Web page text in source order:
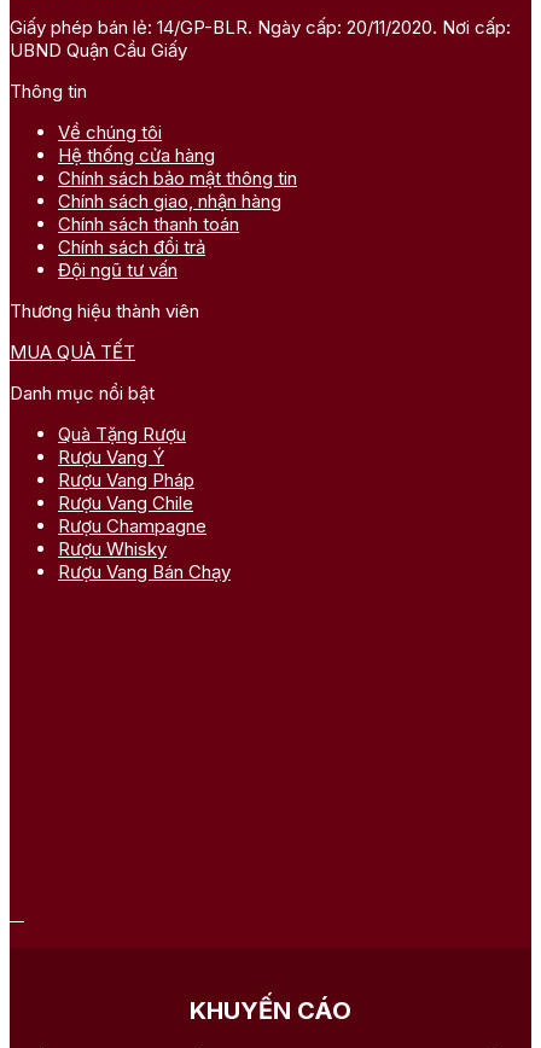
Giấy phép bán lẻ: 14/GP-BLR. Ngày cấp: 20/11/2020. Nơi cấp:
UBND Quận Cầu Giấy
Thông tin
Về chúng tôi
Hệ thống cửa hàng
Chính sách bảo mật thông tin
Chính sách giao, nhận hàng
Chính sách thanh toán
Chính sách đổi trả
Đội ngũ tư vấn
Thương hiệu thành viên
MUA QUÀ TẾT
Danh mục nổi bật
Quà Tặng Rượu
Rượu Vang Ý
Rượu Vang Pháp
Rượu Vang Chile
Rượu Champagne
Rượu Whisky
Rượu Vang Bán Chạy
KHUYẾN CÁO